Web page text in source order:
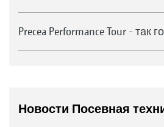
Precea Performance Tour - так
Новости Посевная